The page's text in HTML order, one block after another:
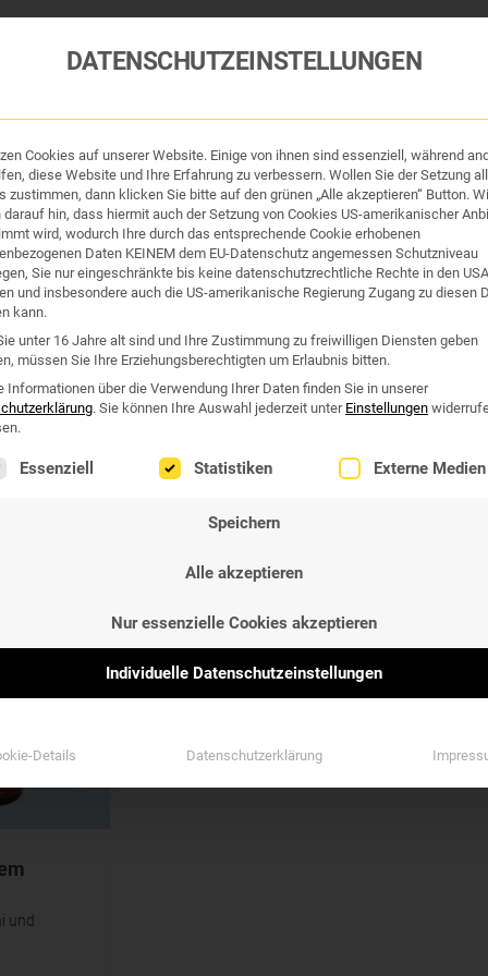
und Hygiene Organe & Organ-Uhr
Westend Online-Shop: Sicher, schnell und 24/7 für Sie da!
Gratisversand ab €50
IMMUNSYSTEM
immunsystem“
ETIKETTEN
ETIKETTEN
und
DATENSCHUTZEINSTELLUNGEN
Cookies auf unserer Website. Einige von ihnen sind essenziell, während
diese Website und Ihre Erfahrung zu verbessern. Wollen Sie der Setzung
zustimmen, dann klicken Sie bitte auf den grünen „Alle akzeptieren“ Button.
hin, dass hiermit auch der Setzung von Cookies US-amerikanischer
wird, wodurch Ihre durch das entsprechende Cookie erhobenen
Daten KEINEM dem EU-Datenschutz angemessen Schutzniveau
Sie nur eingeschränkte bis keine datenschutzrechtliche Rechte in den USA
und insbesondere auch die US-amerikanische Regierung Zugang zu diesen
kann.
unter 16 Jahre alt sind und Ihre Zustimmung zu freiwilligen Diensten geben
müssen Sie Ihre Erziehungsberechtigten um Erlaubnis bitten.
Informationen über die Verwendung Ihrer Daten finden Sie in unserer
. Sie können Ihre Auswahl jederzeit unter Einstellungen
eine Liste der Service-Gruppen, für die eine Einwilligung
Essenziell Statistiken Externe Medien
Speichern
Alle akzeptieren
Nur essenzielle Cookies akzeptieren
Individuelle Datenschutzeinstellungen
Details Datenschutzerklärung